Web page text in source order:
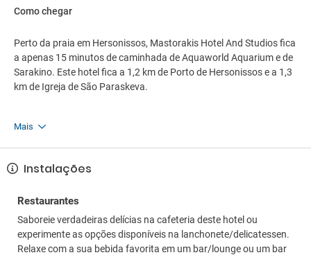
Como chegar
Perto da praia em Hersonissos, Mastorakis Hotel And Studios fica
a apenas 15 minutos de caminhada de Aquaworld Aquarium e de
Sarakino. Este hotel fica a 1,2 km de Porto de Hersonissos e a 1,3
km de Igreja de São Paraskeva.
Mais
Instalações
Restaurantes
Saboreie verdadeiras delícias na cafeteria deste hotel ou
experimente as opções disponíveis na lanchonete/delicatessen.
Relaxe com a sua bebida favorita em um bar/lounge ou um bar